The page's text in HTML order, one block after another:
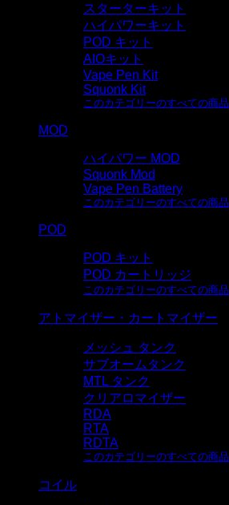
スターターキット
ハイパワーキット
POD キット
AIOキット
Vape Pen Kit
Squonk Kit
このカテゴリーのすべての商品
MOD
ハイパワー MOD
Squonk Mod
Vape Pen Battery
このカテゴリーのすべての商品
POD
POD キット
POD カートリッジ
このカテゴリーのすべての商品
アトマイザー・カートマイザー
メッシュ タンク
サブオームタンク
MTL タンク
クリアロマイザー
RDA
RTA
RDTA
このカテゴリーのすべての商品
コイル